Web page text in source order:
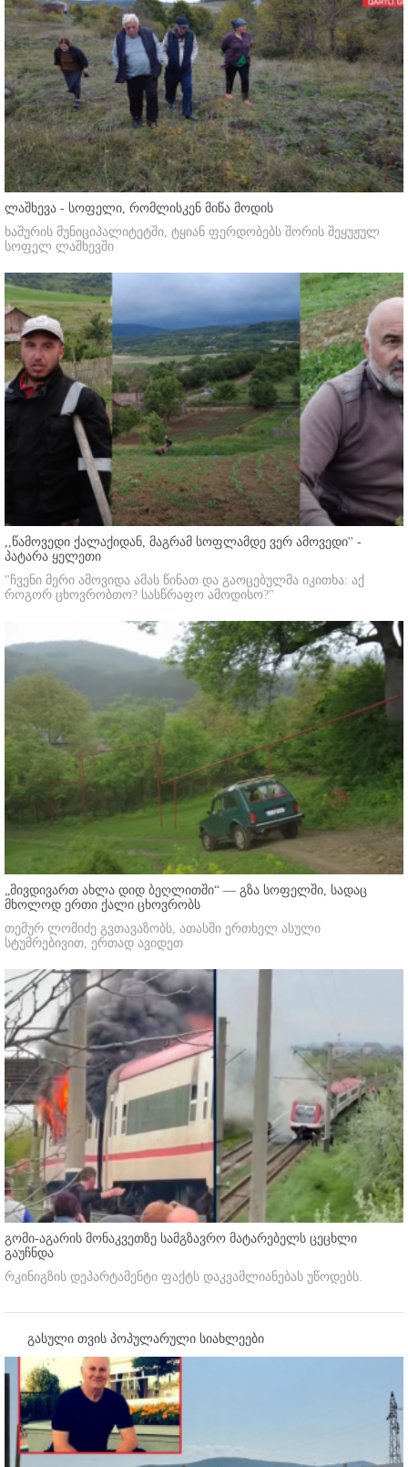
ლაშხევა - სოფელი, რომლისკენ მიწა მოდის
ხაშურის მუნიციპალიტეტში, ტყიან ფერდობებს შორის შეყუჟულ
სოფელ ლაშხევში
,,წამოვედი ქალაქიდან, მაგრამ სოფლამდე ვერ ამოვედი'' -
პატარა ყელეთი
"ჩვენი მერი ამოვიდა ამას წინათ და გაოცებულმა იკითხა: აქ
როგორ ცხოვრობთო? სასწრაფო ამოდისო?"
„მივდივართ ახლა დიდ ბეღლითში“ — გზა სოფელში, სადაც
მხოლოდ ერთი ქალი ცხოვრობს
თემურ ლომიძე გვთავაზობს, ათასში ერთხელ ასული
სტუმრებივით, ერთად ავიდეთ
გომი-აგარის მონაკვეთზე სამგზავრო მატარებელს ცეცხლი
გაუჩნდა
რკინიგზის დეპარტამენტი ფაქტს დაკვამლიანებას უწოდებს.
გასული თვის პოპულარული სიახლეები